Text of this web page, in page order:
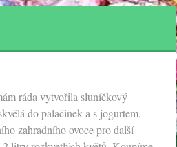
ráda vytvořila sluníčkový
do palačinek a s jogurtem.
zahradního ovoce pro další